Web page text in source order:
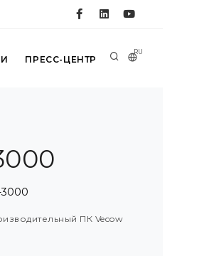
RU
ПРЕСС-ЦЕНТР
ПК Vecow